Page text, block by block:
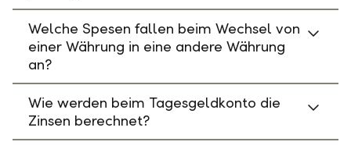
Welche Spesen fallen beim Wechsel von
einer Währung in eine andere Währung
an?
Wie werden beim Tagesgeldkonto die
Zinsen berechnet?